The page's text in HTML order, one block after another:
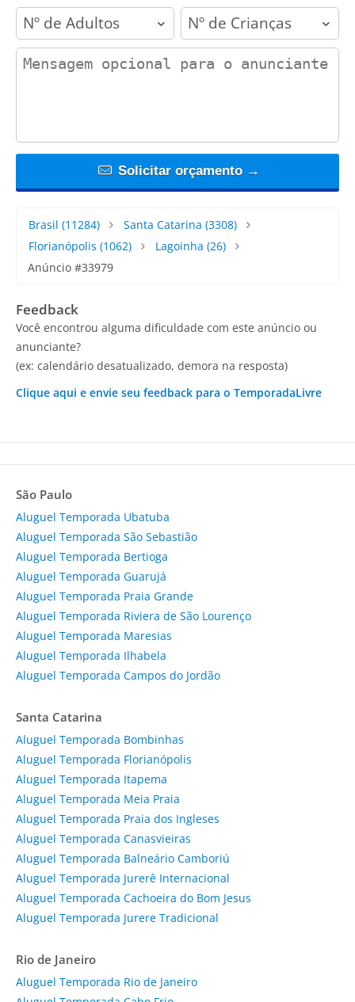
adults children
contact_message
Solicitar orçamento →
Brasil (11284) Santa Catarina (3308)
Florianópolis (1062) Lagoinha (26)
Anúncio #33979
Feedback
Você encontrou alguma dificuldade com este anúncio ou
anunciante?
(ex: calendário desatualizado, demora na resposta)
Clique aqui e envie seu feedback para o TemporadaLivre
São Paulo
Aluguel Temporada Ubatuba
Aluguel Temporada São Sebastião
Aluguel Temporada Bertioga
Aluguel Temporada Guarujá
Aluguel Temporada Praia Grande
Aluguel Temporada Riviera de São Lourenço
Aluguel Temporada Maresias
Aluguel Temporada Ilhabela
Aluguel Temporada Campos do Jordão
Santa Catarina
Aluguel Temporada Bombinhas
Aluguel Temporada Florianópolis
Aluguel Temporada Itapema
Aluguel Temporada Meia Praia
Aluguel Temporada Praia dos Ingleses
Aluguel Temporada Canasvieiras
Aluguel Temporada Balneário Camboriú
Aluguel Temporada Jurerê Internacional
Aluguel Temporada Cachoeira do Bom Jesus
Aluguel Temporada Jurere Tradicional
Rio de Janeiro
Aluguel Temporada Rio de Janeiro